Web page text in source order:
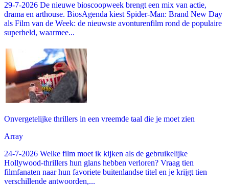
29-7-2026 De nieuwe bioscoopweek brengt een mix van actie,
drama en arthouse. BiosAgenda kiest Spider-Man: Brand New Day
als Film van de Week: de nieuwste avonturenfilm rond de populaire
superheld, waarmee...
Onvergetelijke thrillers in een vreemde taal die je moet zien
Array
24-7-2026 Welke film moet ik kijken als de gebruikelijke
Hollywood-thrillers hun glans hebben verloren? Vraag tien
filmfanaten naar hun favoriete buitenlandse titel en je krijgt tien
verschillende antwoorden,...